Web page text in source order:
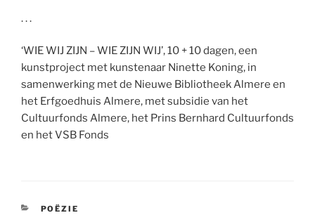
. . .
‘WIE WIJ ZIJN – WIE ZIJN WIJ’, 10 + 10 dagen, een
kunstproject met kunstenaar Ninette Koning, in
samenwerking met de Nieuwe Bibliotheek Almere en
het Erfgoedhuis Almere, met subsidie van het
Cultuurfonds Almere, het Prins Bernhard Cultuurfonds
en het VSB Fonds
CATEGORIES
POËZIE